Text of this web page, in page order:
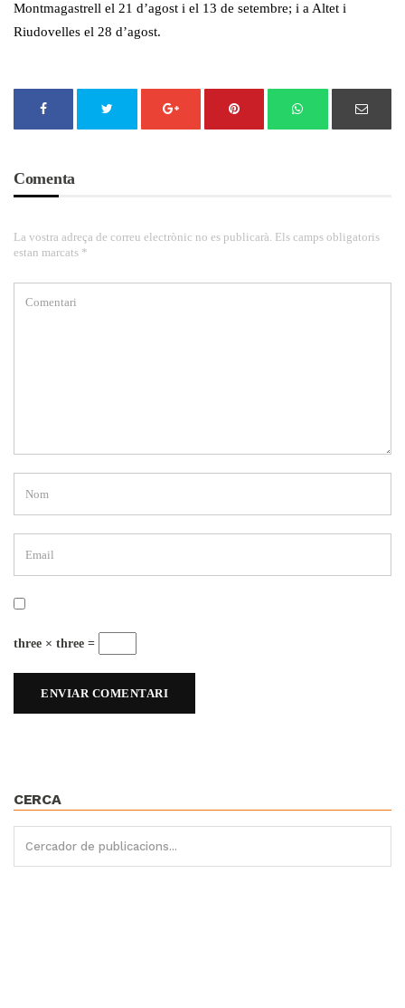
Montmagastrell el 21 d’agost i el 13 de setembre; i a Altet i
Riudovelles el 28 d’agost.
Comenta
La vostra adreça de correu electrònic no es publicarà. Els camps obligatoris
estan marcats *
three × three =
CERCA